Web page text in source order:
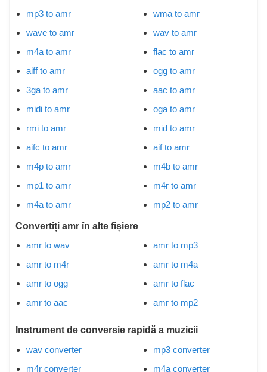
mp3 to amr
wave to amr
m4a to amr
aiff to amr
3ga to amr
midi to amr
rmi to amr
aifc to amr
m4p to amr
mp1 to amr
m4a to amr
wma to amr
wav to amr
flac to amr
ogg to amr
aac to amr
oga to amr
mid to amr
aif to amr
m4b to amr
m4r to amr
mp2 to amr
Convertiți amr în alte fișiere
amr to wav
amr to m4r
amr to ogg
amr to aac
amr to mp3
amr to m4a
amr to flac
amr to mp2
Instrument de conversie rapidă a muzicii
wav converter
m4r converter
mp3 converter
m4a converter